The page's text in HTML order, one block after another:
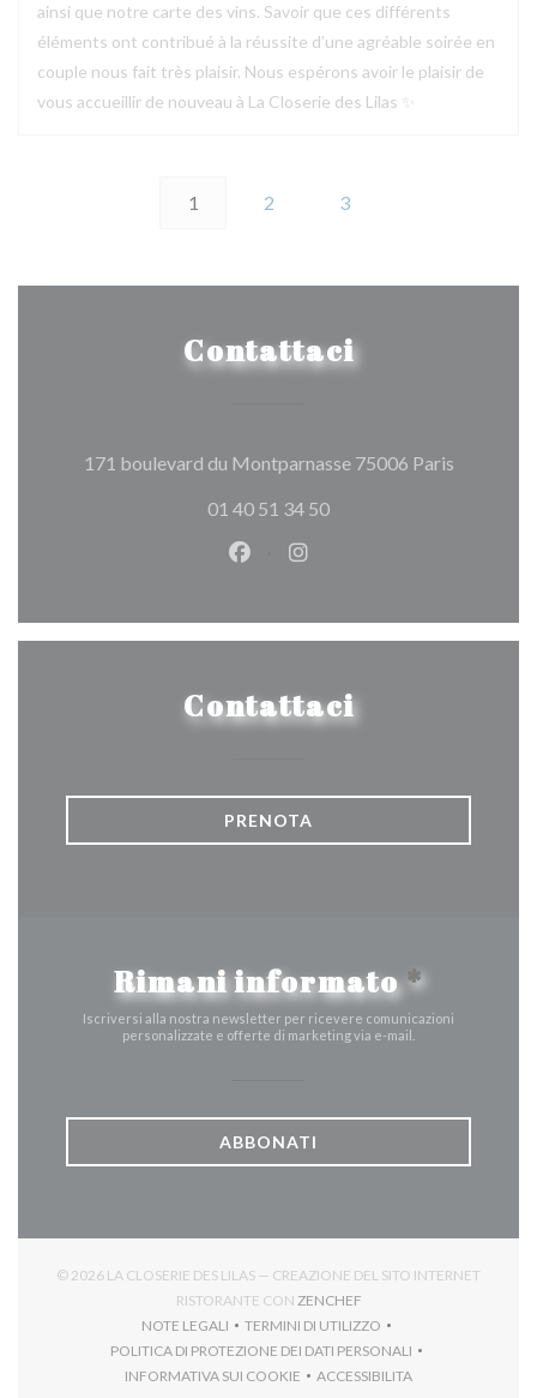
ainsi que notre carte des vins. Savoir que ces différents
éléments ont contribué à la réussite d’une agréable soirée en
couple nous fait très plaisir. Nous espérons avoir le plaisir de
vous accueillir de nouveau à La Closerie des Lilas ✨
1 2 3
Contattaci
171 boulevard du Montparnasse 75006 Paris((apre
01 40 51 34 50
Facebook ((apre una nuova
Instagram ((apre una
Contattaci
PRENOTA
Rimani informato*
Iscriversi alla nostra newsletter per ricevere comunicazioni
personalizzate e offerte di marketing via e-mail.
ABBONATI
© 2026 LA CLOSERIE DES LILAS — CREAZIONE DEL SITO INTERNET
RISTORANTE CON ZENCHEF((APRE UNA NUOVA
NOTE LEGALI
((APRE UNA NUOVA FINESTRA))
TERMINI DI UTILIZZO
((APRE UNA NUOVA FINESTRA))
POLITICA DI PROTEZIONE DEI DATI PERSONALI
((APRE UNA NUOVA FINESTRA))
INFORMATIVA SUI COOKIE
((APRE UNA NUOVA FINESTRA))
ACCESSIBILITA
((APRE UNA NUOVA